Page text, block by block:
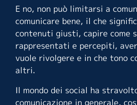
E no, non può limitarsi a
comunicare bene, il che
contenuti giusti, capire come
rappresentati e percepiti,
vuole rivolgere e in che tono
altri.
Il mondo dei social ha
comunicazione in generale,